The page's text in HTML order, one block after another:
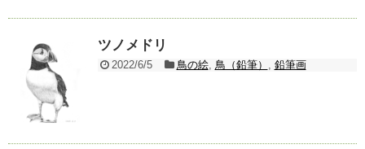
ツノメドリ
2022/6/5 鳥の絵, 鳥（鉛筆） 鉛筆画